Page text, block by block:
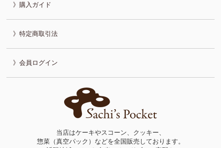
購入ガイド
特定商取引法
会員ログイン
当店はケーキやスコーン、クッキー、
惣菜（真空パック）などを全国販売しております。